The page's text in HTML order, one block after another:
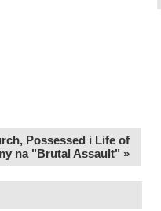
Possessed i Life of
na "Brutal Assault" »